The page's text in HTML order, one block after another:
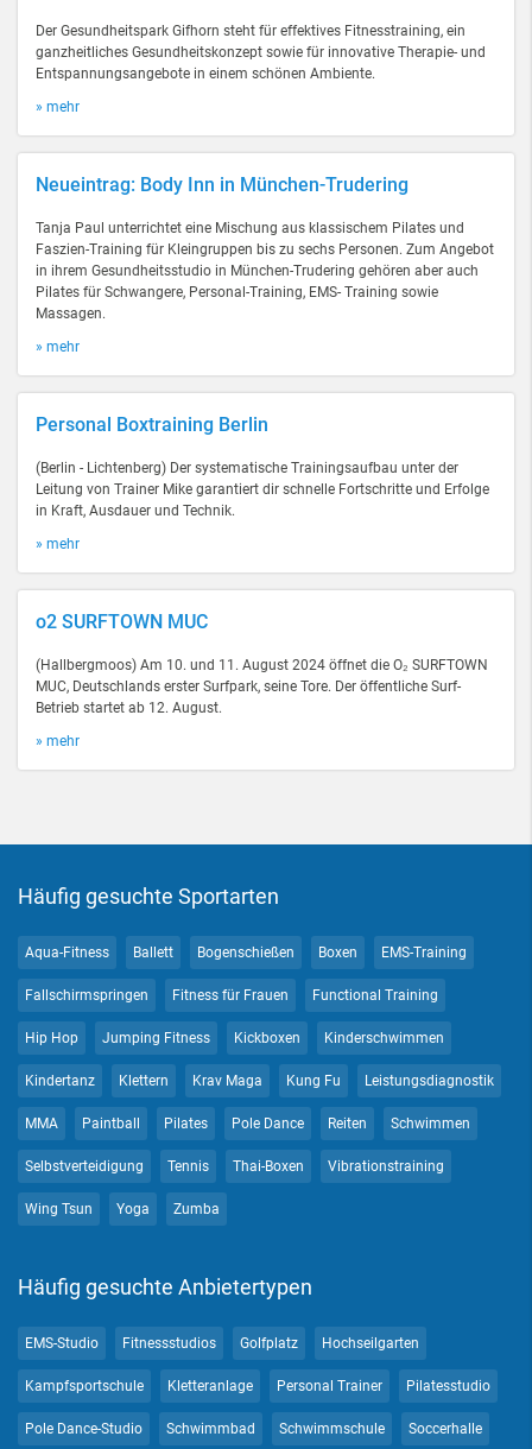
Der Gesundheitspark Gifhorn steht für effektives Fitnesstraining, ein
ganzheitliches Gesundheitskonzept sowie für innovative Therapie- und
Entspannungsangebote in einem schönen Ambiente.
» mehr
Neueintrag: Body Inn in München-Trudering
Tanja Paul unterrichtet eine Mischung aus klassischem Pilates und
Faszien-Training für Kleingruppen bis zu sechs Personen. Zum Angebot
in ihrem Gesundheitsstudio in München-Trudering gehören aber auch
Pilates für Schwangere, Personal-Training, EMS- Training sowie
Massagen.
» mehr
Personal Boxtraining Berlin
(Berlin - Lichtenberg) Der systematische Trainingsaufbau unter der
Leitung von Trainer Mike garantiert dir schnelle Fortschritte und Erfolge
in Kraft, Ausdauer und Technik.
» mehr
o2 SURFTOWN MUC
(Hallbergmoos) Am 10. und 11. August 2024 öffnet die O₂ SURFTOWN
MUC, Deutschlands erster Surfpark, seine Tore. Der öffentliche Surf-
Betrieb startet ab 12. August.
» mehr
Häufig gesuchte Sportarten
Aqua-Fitness Ballett Bogenschießen Boxen EMS-Training
Fallschirmspringen Fitness für Frauen Functional Training
Hip Hop Jumping Fitness Kickboxen Kinderschwimmen
Kindertanz Klettern Krav Maga Kung Fu Leistungsdiagnostik
MMA Paintball Pilates Pole Dance Reiten Schwimmen
Selbstverteidigung Tennis Thai-Boxen Vibrationstraining
Wing Tsun Yoga Zumba
Häufig gesuchte Anbietertypen
EMS-Studio Fitnessstudios Golfplatz Hochseilgarten
Kampfsportschule Kletteranlage Personal Trainer Pilatesstudio
Pole Dance-Studio Schwimmbad Schwimmschule Soccerhalle